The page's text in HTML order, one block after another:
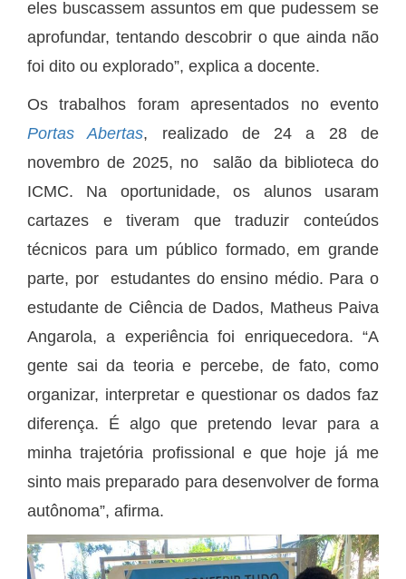
eles buscassem assuntos em que pudessem se
aprofundar, tentando descobrir o que ainda não
foi dito ou explorado”, explica a docente.
Os trabalhos foram apresentados no evento
Portas Abertas, realizado de 24 a 28 de
novembro de 2025, no salão da biblioteca do
ICMC. Na oportunidade, os alunos usaram
cartazes e tiveram que traduzir conteúdos
técnicos para um público formado, em grande
parte, por estudantes do ensino médio. Para o
estudante de Ciência de Dados, Matheus Paiva
Angarola, a experiência foi enriquecedora. “A
gente sai da teoria e percebe, de fato, como
organizar, interpretar e questionar os dados faz
diferença. É algo que pretendo levar para a
minha trajetória profissional e que hoje já me
sinto mais preparado para desenvolver de forma
autônoma”, afirma.